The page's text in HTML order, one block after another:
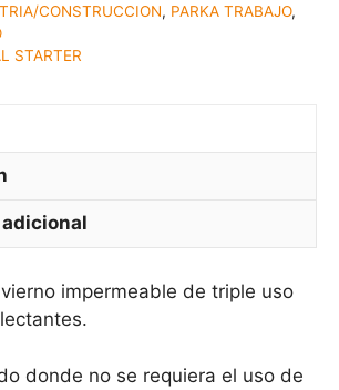
CONSTRUCCION, PARKA TRABAJO,
STARTER
impermeable de triple uso
donde no se requiera el uso de